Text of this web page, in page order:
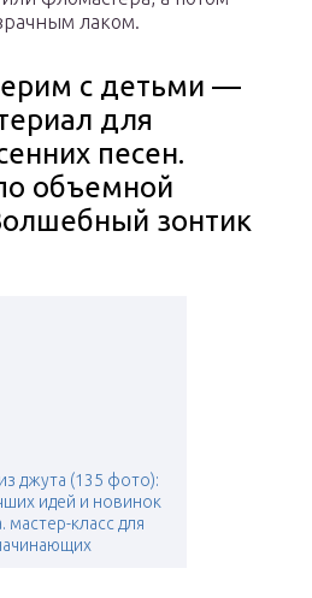
лаком.
с детьми —
для
песен.
объемной
зонтик
джута (135 фото):
идей и новинок
мастер-класс для